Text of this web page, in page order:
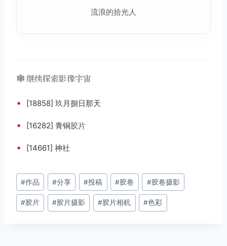
流浪的拾光人
🕸️ 继续探索影像宇宙
• [18858] 玖月捌日那天
• [16282] 青铜胶片
• [14661] 神社
文
章
标
#作品 #分享 #投稿 #胶卷 #胶卷摄影
#胶片 #胶片摄影 #胶片相机 #色彩